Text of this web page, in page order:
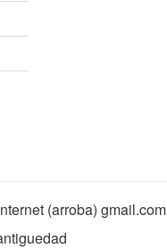
(arroba) gmail.com